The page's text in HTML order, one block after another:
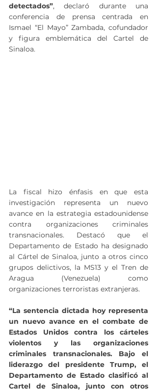
detectados”, declaró durante una
conferencia de prensa centrada en
Ismael “El Mayo” Zambada, cofundador
y figura emblemática del Cartel de
Sinaloa.
La fiscal hizo énfasis en que esta
investigación representa un nuevo
avance en la estrategia estadounidense
contra organizaciones criminales
transnacionales. Destacó que el
Departamento de Estado ha designado
al Cártel de Sinaloa, junto a otros cinco
grupos delictivos, la MS13 y el Tren de
Aragua (Venezuela) como
organizaciones terroristas extranjeras.
“La sentencia dictada hoy representa
un nuevo avance en el combate de
Estados Unidos contra los cárteles
violentos y las organizaciones
criminales transnacionales. Bajo el
liderazgo del presidente Trump, el
Departamento de Estado clasificó al
Cartel de Sinaloa, junto con otros